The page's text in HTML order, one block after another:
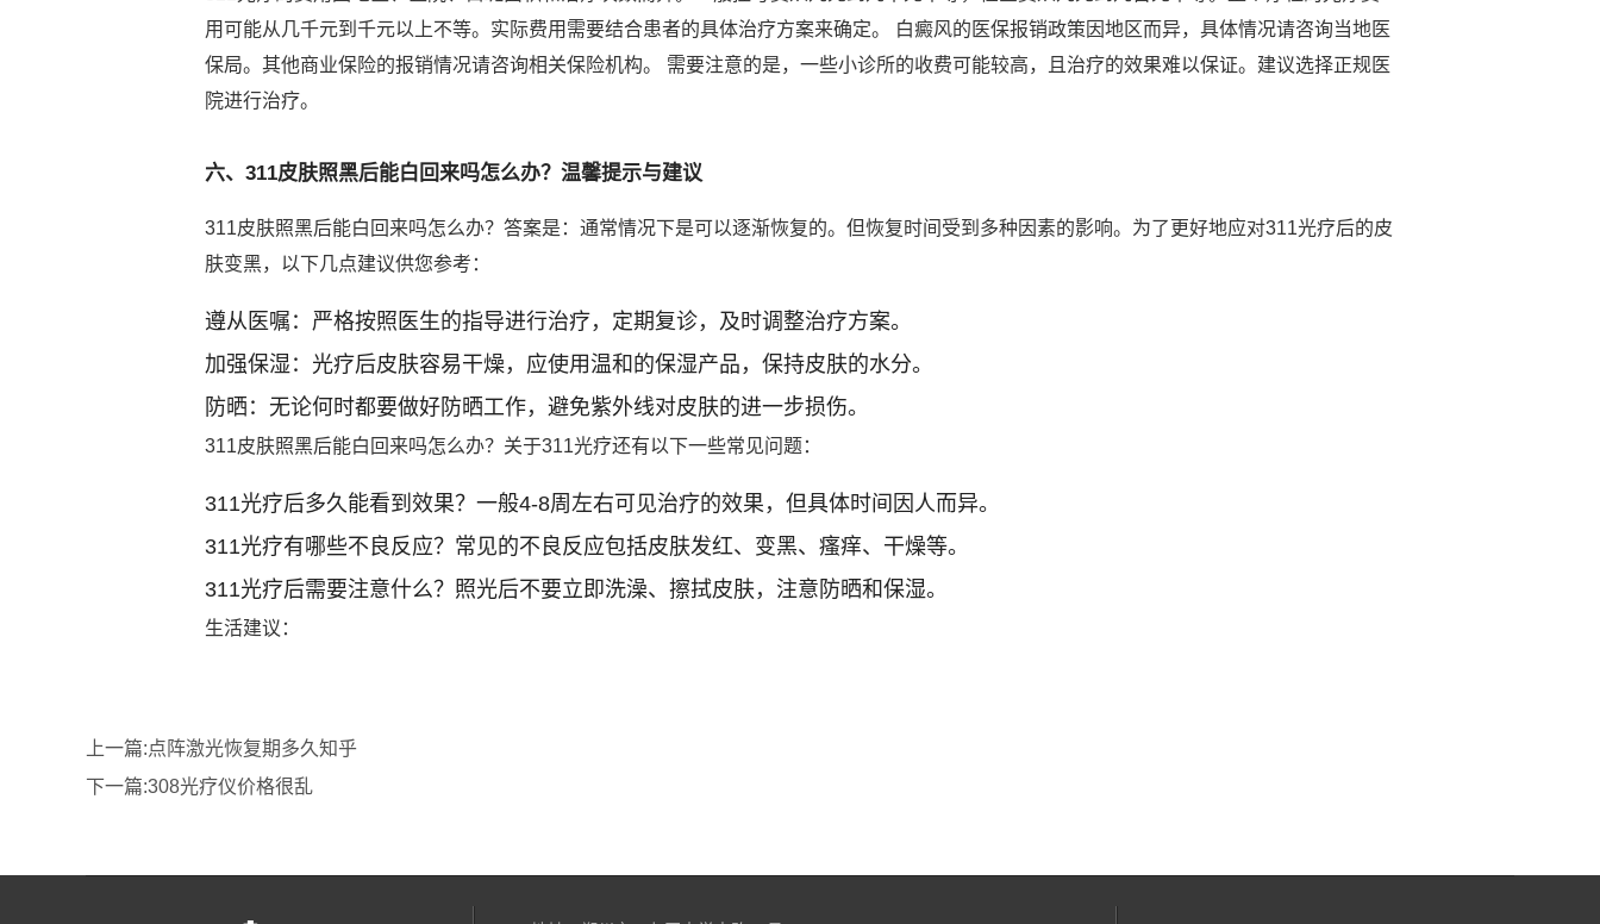
用可能从几千元到千元以上不等。实际费用需要结合患者的具体治疗方案来确定。 白癜风的医保报销政策因地区而异，具体情况请咨询当地医
保局。其他商业保险的报销情况请咨询相关保险机构。 需要注意的是，一些小诊所的收费可能较高，且治疗的效果难以保证。建议选择正规医
院进行治疗。
六、311皮肤照黑后能白回来吗怎么办？温馨提示与建议
311皮肤照黑后能白回来吗怎么办？答案是：通常情况下是可以逐渐恢复的。但恢复时间受到多种因素的影响。为了更好地应对311光疗后的皮
肤变黑，以下几点建议供您参考：
遵从医嘱：严格按照医生的指导进行治疗，定期复诊，及时调整治疗方案。
加强保湿：光疗后皮肤容易干燥，应使用温和的保湿产品，保持皮肤的水分。
防晒：无论何时都要做好防晒工作，避免紫外线对皮肤的进一步损伤。
311皮肤照黑后能白回来吗怎么办？关于311光疗还有以下一些常见问题：
311光疗后多久能看到效果？一般4-8周左右可见治疗的效果，但具体时间因人而异。
311光疗有哪些不良反应？常见的不良反应包括皮肤发红、变黑、瘙痒、干燥等。
311光疗后需要注意什么？照光后不要立即洗澡、擦拭皮肤，注意防晒和保湿。
生活建议：
上一篇:点阵激光恢复期多久知乎
下一篇:308光疗仪价格很乱